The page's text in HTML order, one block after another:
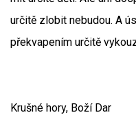
určitě zlobit nebudou. A
překvapením určitě
Krušné hory, Boží Dar